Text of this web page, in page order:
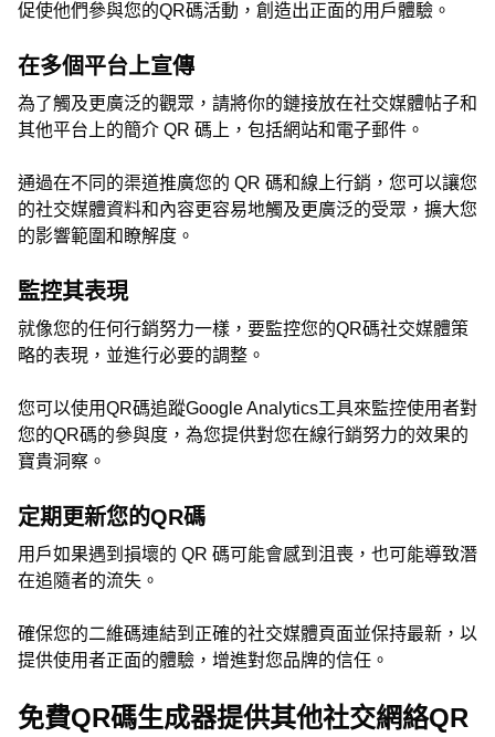
促使他們參與您的QR碼活動，創造出正面的用戶體驗。
在多個平台上宣傳
為了觸及更廣泛的觀眾，請將你的鏈接放在社交媒體帖子和
其他平台上的簡介 QR 碼上，包括網站和電子郵件。
通過在不同的渠道推廣您的 QR 碼和線上行銷，您可以讓您
的社交媒體資料和內容更容易地觸及更廣泛的受眾，擴大您
的影響範圍和瞭解度。
監控其表現
就像您的任何行銷努力一樣，要監控您的QR碼社交媒體策
略的表現，並進行必要的調整。
您可以使用QR碼追蹤Google Analytics工具來監控使用者對
您的QR碼的參與度，為您提供對您在線行銷努力的效果的
寶貴洞察。
定期更新您的QR碼
用戶如果遇到損壞的 QR 碼可能會感到沮喪，也可能導致潛
在追隨者的流失。
確保您的二維碼連結到正確的社交媒體頁面並保持最新，以
提供使用者正面的體驗，增進對您品牌的信任。
免費QR碼生成器提供其他社交網絡QR